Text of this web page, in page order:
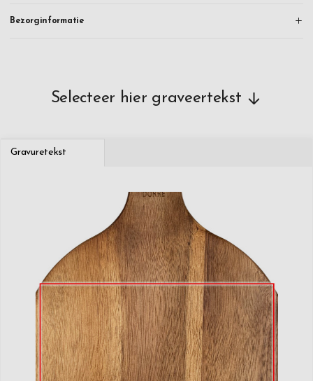
Bezorginformatie
Selecteer hier graveertekst
Gravuretekst